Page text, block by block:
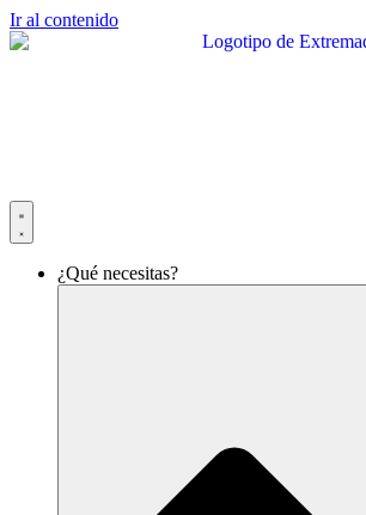
Ir al contenido
¿Qué necesitas?